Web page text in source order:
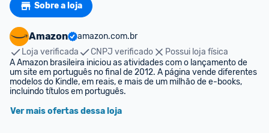
Sobre a loja
Amazon
amazon.com.br
Loja verificada
CNPJ verificado
Possui loja física
A Amazon brasileira iniciou as atividades com o lançamento de
um site em português no final de 2012. A página vende diferentes
modelos do Kindle, em reais, e mais de um milhão de e-books,
incluindo títulos em português.
Ver mais ofertas dessa loja